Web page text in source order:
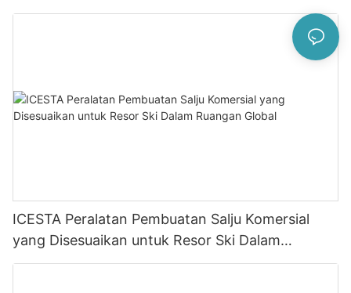
ICESTA Peralatan Pembuatan Salju Komersial
yang Disesuaikan untuk Resor Ski Dalam
Ruangan Global